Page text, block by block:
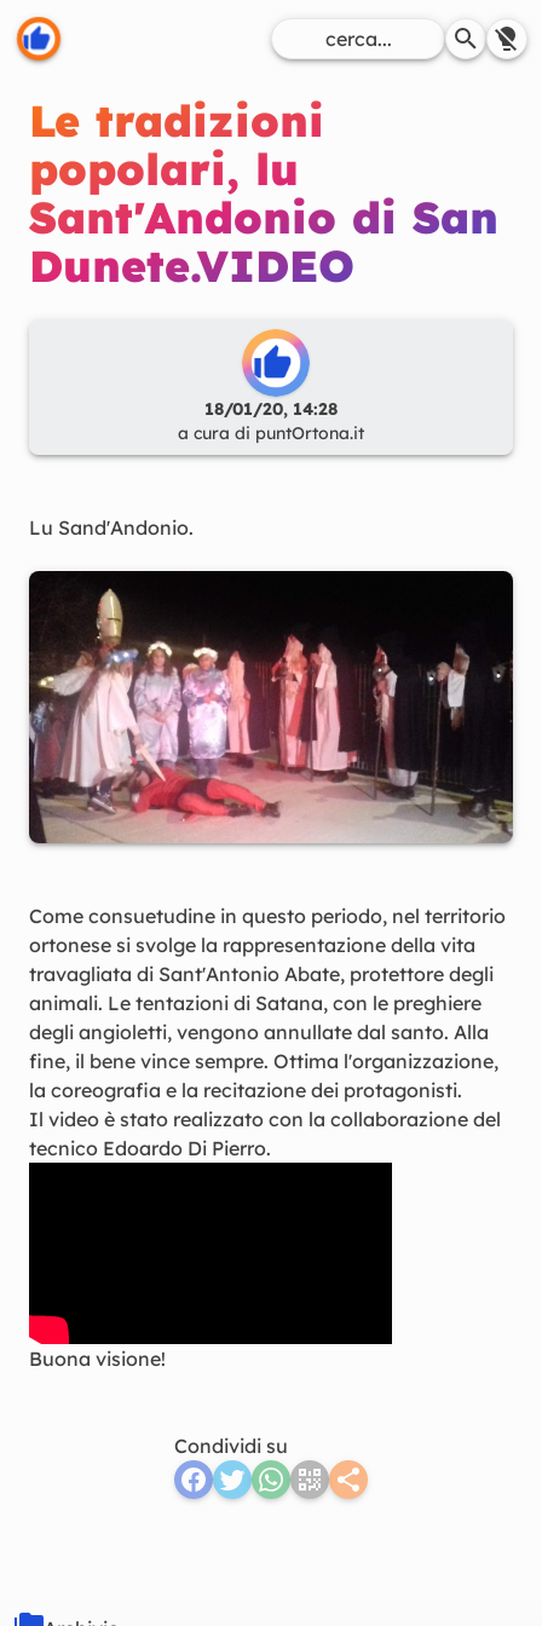
Le tradizioni
popolari, lu
Sant'Andonio di San
Dunete.VIDEO
18/01/20, 14:28
a cura di puntOrtona.it
Lu Sand'Andonio.
Come consuetudine in questo periodo, nel territorio
ortonese si svolge la rappresentazione della vita
travagliata di Sant'Antonio Abate, protettore degli
animali. Le tentazioni di Satana, con le preghiere
degli angioletti, vengono annullate dal santo. Alla
fine, il bene vince sempre. Ottima l'organizzazione,
la coreografia e la recitazione dei protagonisti.
Il video è stato realizzato con la collaborazione del
tecnico Edoardo Di Pierro.
Buona visione!
Condividi su